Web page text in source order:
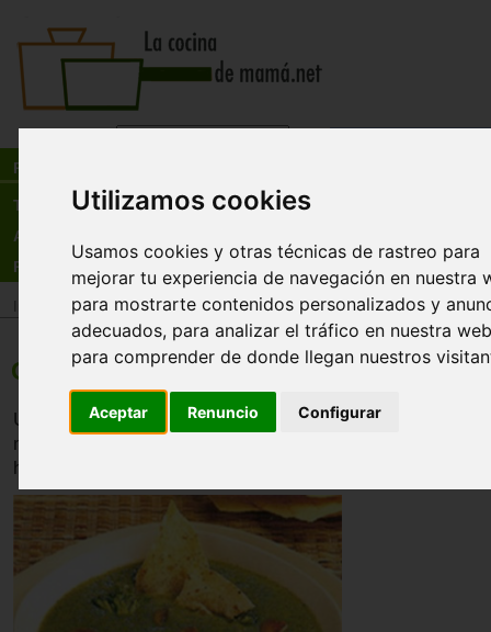
Utilizamos cookies
Usamos cookies y otras técnicas de rastreo para
mejorar tu experiencia de navegación en nuestra
para mostrarte contenidos personalizados y
adecuados, para analizar el tráfico en nuestra
para comprender de donde llegan nuestros
Aceptar Renuncio Configurar
Recetas
Tienda
Actualidad
Registro
Recetas>Sopas y cremas
Crema de brocoli y queso
Una sopa de brocoli, que es una vegetal que tiene mas
menos calorías, con un olor y sabor muy intenso. En
hemos acompañado de queso cheddar.